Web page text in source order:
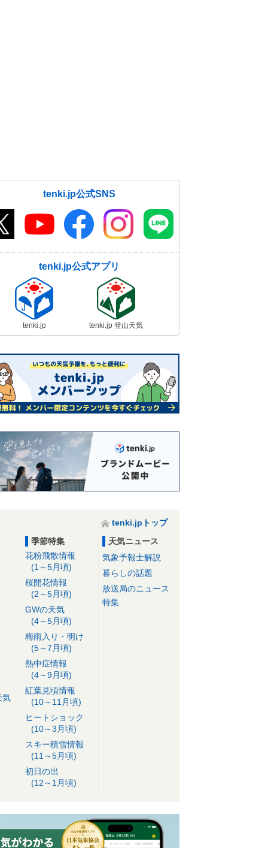
tenki.jp公式SNS
tenki.jp公式アプリ
tenki.jp tenki.jp 登山天気
tenki.jpトップ
気
季節特集
花粉飛散情報
(1～5月頃)
桜開花情報
(2～5月頃)
GWの天気
(4～5月頃)
梅雨入り・明け
(5～7月頃)
熱中症情報
(4～9月頃)
紅葉見頃情報
(10～11月頃)
ヒートショック
(10～3月頃)
スキー積雪情報
(11～5月頃)
初日の出
(12～1月頃)
天気ニュース
気象予報士解説
暮らしの話題
放送局のニュース
特集